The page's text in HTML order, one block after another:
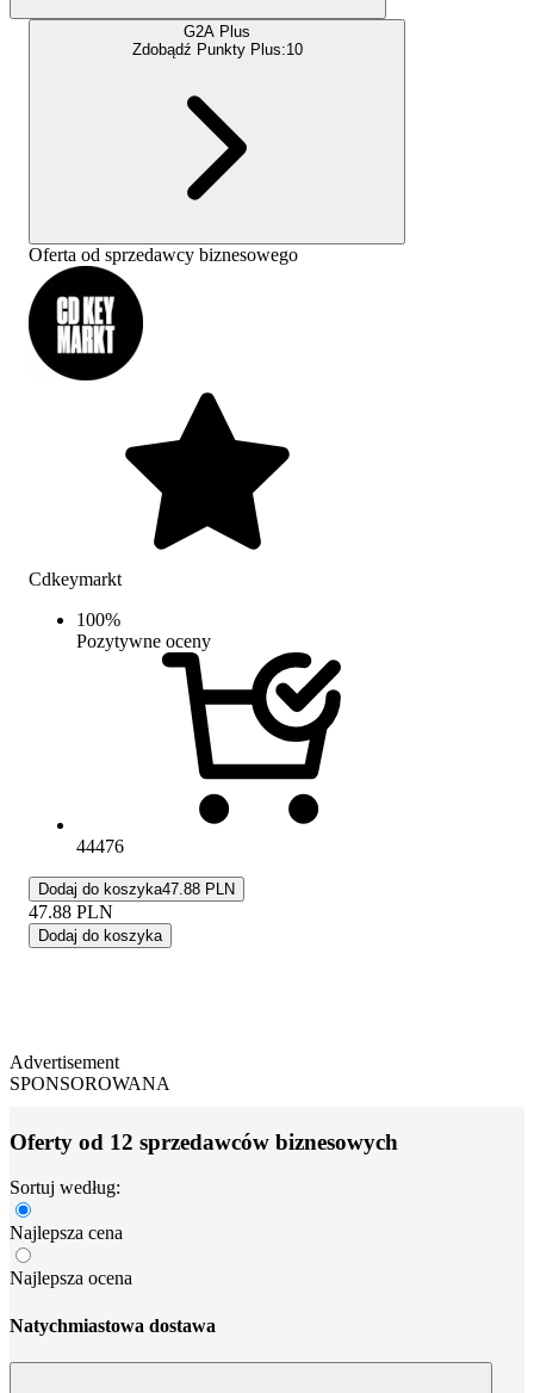
G2A Plus
Zdobądź Punkty Plus:10
Oferta od sprzedawcy biznesowego
Cdkeymarkt
100%
Pozytywne oceny
44476
Dodaj do koszyka47.88 PLN
47.88 PLN
Dodaj do koszyka
Advertisement
SPONSOROWANA
Oferty od 12 sprzedawców biznesowych
Sortuj według:
Najlepsza cena
Najlepsza ocena
Natychmiastowa dostawa